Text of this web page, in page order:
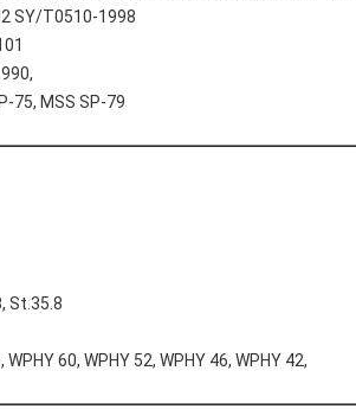
SY/T0510-1998
75, MSS SP-79
St.35.8
60, WPHY 52, WPHY 46, WPHY 42,